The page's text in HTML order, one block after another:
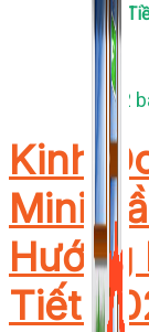
Kiếm
1,422
Kinh
Mini
Hướng
Tiết